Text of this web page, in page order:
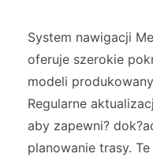
System nawigacji
oferuje szerokie
modeli
Regularne
aby zapewni?
planowanie trasy.